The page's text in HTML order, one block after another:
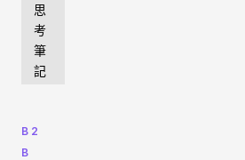
思
考
筆
記
B2
B